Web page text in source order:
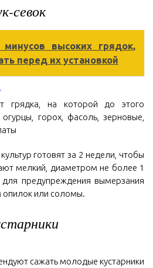
севок
минусов высоких грядок,
перед их установкой
грядка, на которой до этого
горох, фасоль, зерновые,
готовят за 2 недели, чтобы
мелкий, диаметром не более 1
предупреждения вымерзания
опилок или соломы.
сажать молодые кустарники